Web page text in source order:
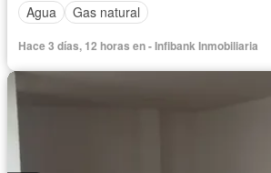
Agua
Gas natural
Hace 3 días, 12 horas en - Infibank Inmobiliaria